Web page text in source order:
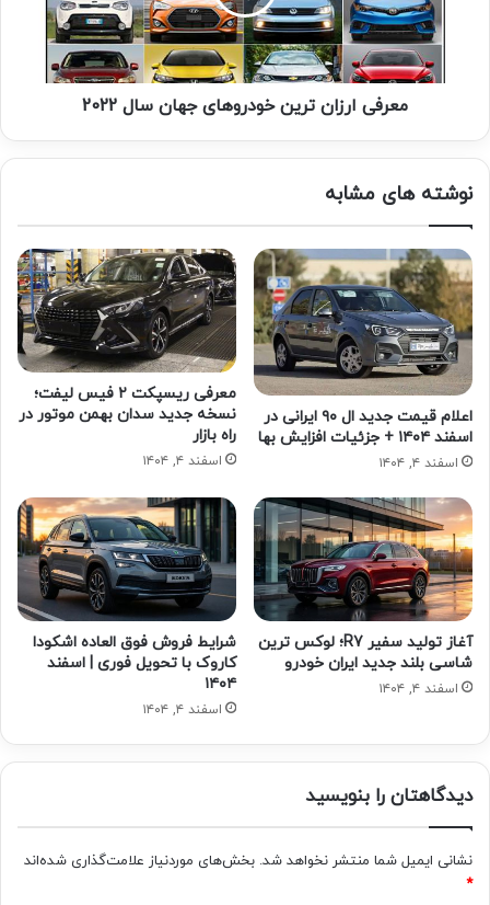
معرفی ارزان ترین خودروهای جهان سال 2022
نوشته های مشابه
اعلام قیمت جدید ال ۹۰ ایرانی در
اسفند ۱۴۰۴ + جزئیات افزایش بها
اسفند ۴, ۱۴۰۴
معرفی ریسپکت ۲ فیس لیفت؛
نسخه جدید سدان بهمن موتور در
راه بازار
اسفند ۴, ۱۴۰۴
آغاز تولید سفیر R7؛ لوکس ترین
شاسی بلند جدید ایران خودرو
اسفند ۴, ۱۴۰۴
شرایط فروش فوق العاده اشکودا
کاروک با تحویل فوری | اسفند
۱۴۰۴
اسفند ۴, ۱۴۰۴
دیدگاهتان را بنویسید
نشانی ایمیل شما منتشر نخواهد شد. بخش‌های موردنیاز علامت‌گذاری شده‌اند
*